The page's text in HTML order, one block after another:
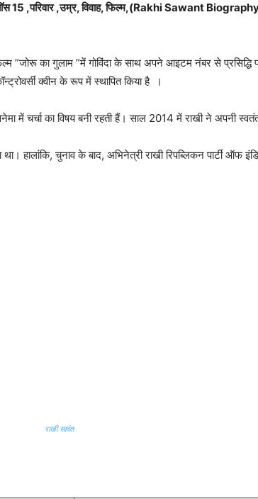
,बिगबॉस 15 ,परिवार ,उम्र, विवाह, फिल्म,(Rakhi Sawant
”जोरू का गुलाम ”में गोविंदा के साथ अपने आइटम नंबर से प्रसिद्धि
क्वीन के रूप में स्थापित किया है ।
में चर्चा का विषय बनी रहती हैं। साल 2014 में राखी ने अपनी स्वतंत्र
हालांकि, चुनाव के बाद, अभिनेत्री राखी रिपब्लिकन पार्टी ऑफ
राखी सावंत